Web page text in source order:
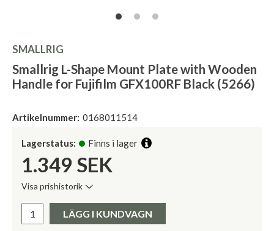
SMALLRIG
Smallrig L-Shape Mount Plate with Wooden
Handle for Fujifilm GFX100RF Black (5266)
Artikelnummer: 0168011514
Lagerstatus: Finns i lager
1.349 SEK
Visa prishistorik
Pris:
LÄGG I KUNDVAGN